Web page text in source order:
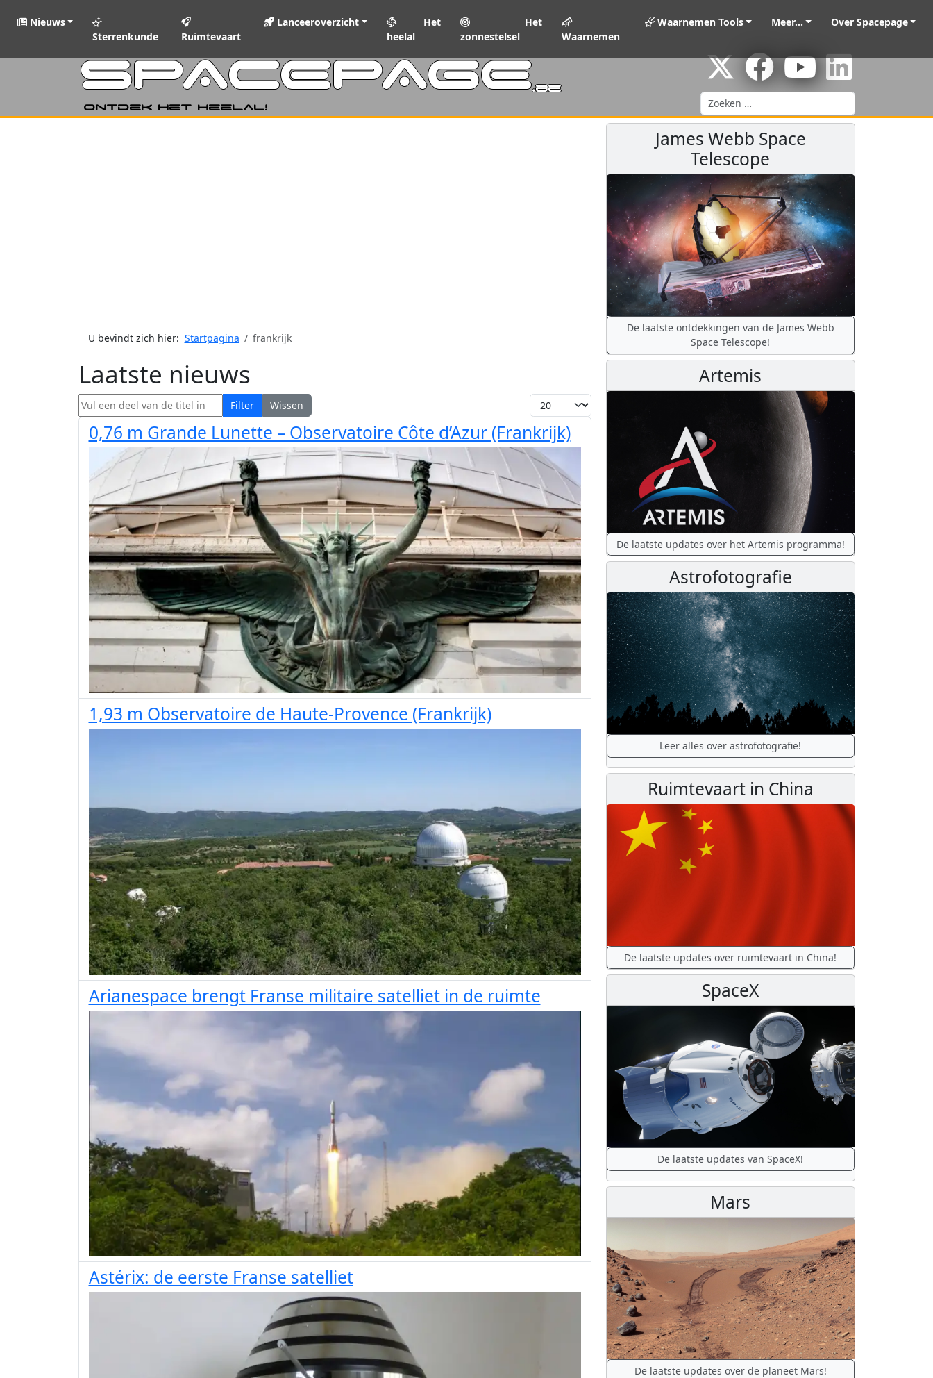
Nieuws
Sterrenkunde
Ruimtevaart
Lanceeroverzicht
Het
heelal
Het
zonnestelsel
Waarnemen
Waarnemen Tools Meer... Over Spacepage
SPACEPAGE.be
Ontdek het heelal!
Zoeken
U bevindt zich hier: Startpagina frankrijk
Laatste nieuws
Vul een deel van de titel in Filter Wissen Toon #
0,76 m Grande Lunette – Observatoire Côte d’Azur (Frankrijk)
1,93 m Observatoire de Haute-Provence (Frankrijk)
Arianespace brengt Franse militaire satelliet in de ruimte
Astérix: de eerste Franse satelliet
James Webb Space
Telescope
De laatste ontdekkingen van de James Webb
Space Telescope!
Artemis
De laatste updates over het Artemis programma!
Astrofotografie
Leer alles over astrofotografie!
Ruimtevaart in China
De laatste updates over ruimtevaart in China!
SpaceX
De laatste updates van SpaceX!
Mars
De laatste updates over de planeet Mars!